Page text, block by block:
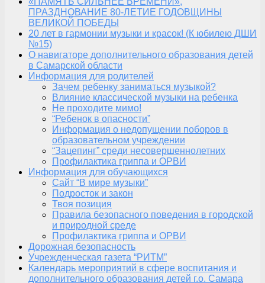
ПРАЗДНОВАНИЕ 80-ЛЕТИЕ ГОДОВЩИНЫ
ВЕЛИКОЙ ПОБЕДЫ
20 лет в гармонии музыки и красок! (К юбилею ДШИ
№15)
О навигаторе дополнительного образования детей
в Самарской области
Информация для родителей
Зачем ребенку заниматься музыкой?
Влияние классической музыки на ребенка
Не проходите мимо!
“Ребенок в опасности”
Информация о недопущении поборов в
образовательном учреждении
“Зацепинг” среди несовершеннолетних
Профилактика гриппа и ОРВИ
Информация для обучающихся
Сайт “В мире музыки”
Подросток и закон
Твоя позиция
Правила безопасного поведения в городской
и природной среде
Профилактика гриппа и ОРВИ
Дорожная безопасность
Учрежденческая газета “РИТМ”
Календарь мероприятий в сфере воспитания и
дополнительного образования детей г.о. Самара